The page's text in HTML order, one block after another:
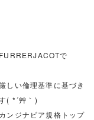
で
しい倫理基準に基づき
( *´艸｀)
ンジナビア規格トップ